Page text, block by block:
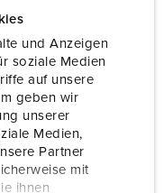
und Anzeigen
soziale Medien
auf unsere
geben wir
unserer
Medien,
Partner
mit
ihnen
230 V
50-60 Hz
avec bornes à vis
Standard